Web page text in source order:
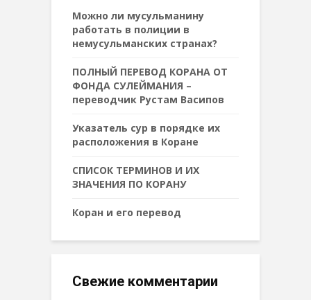
Можно ли мусульманину
работать в полиции в
немусульманских странах?
ПОЛНЫЙ ПЕРЕВОД КОРАНА ОТ
ФОНДА СУЛЕЙМАНИЯ –
переводчик Рустам Васипов
Указатель сур в порядке их
расположения в Коране
СПИСОК ТЕРМИНОВ И ИХ
ЗНАЧЕНИЯ ПО КОРАНУ
Коран и его перевод
Свежие комментарии